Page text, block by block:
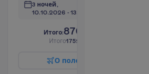
3 ночей,
10.10.2026 - 13.10.2026
Итого:876.38
Итого1752.76
О поле